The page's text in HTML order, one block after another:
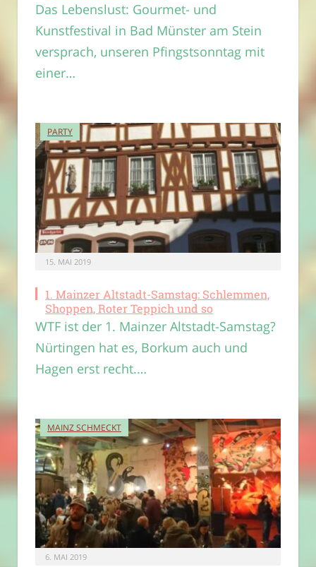
Das Lebenslust: Gourmet- und
Kunstfestival in Bad Münster am Stein
versprach, unseren Pfingstsonntag mit
einer…
PARTY
15. MAI 2019
1. Mainzer Altstadt-Samstag: Schlemmen,
Shoppen, Roter Teppich und so
WTF ist der 1. Mainzer Altstadt-Samstag?
Nürtingen hat es, Borkum auch und
Hagen erst recht.…
MAINZ SCHMECKT
6. MAI 2019